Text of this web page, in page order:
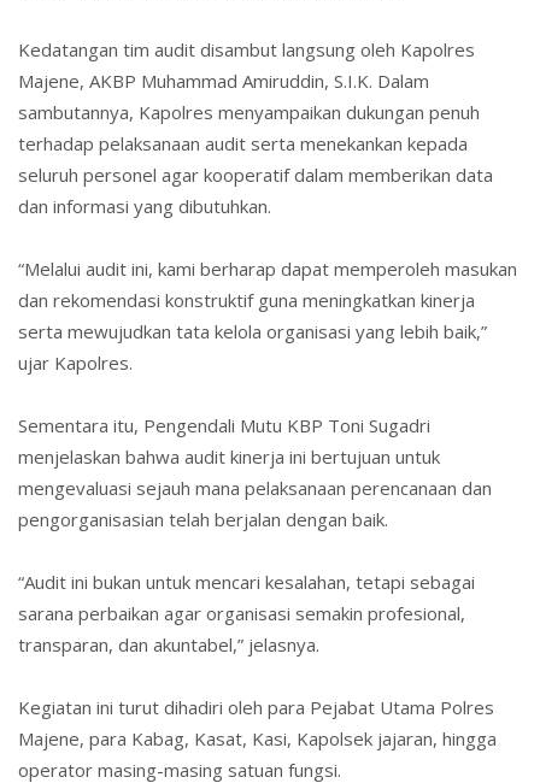
Kedatangan tim audit disambut langsung oleh Kapolres
Majene, AKBP Muhammad Amiruddin, S.I.K. Dalam
sambutannya, Kapolres menyampaikan dukungan penuh
terhadap pelaksanaan audit serta menekankan kepada
seluruh personel agar kooperatif dalam memberikan data
dan informasi yang dibutuhkan.
“Melalui audit ini, kami berharap dapat memperoleh masukan
dan rekomendasi konstruktif guna meningkatkan kinerja
serta mewujudkan tata kelola organisasi yang lebih baik,”
ujar Kapolres.
Sementara itu, Pengendali Mutu KBP Toni Sugadri
menjelaskan bahwa audit kinerja ini bertujuan untuk
mengevaluasi sejauh mana pelaksanaan perencanaan dan
pengorganisasian telah berjalan dengan baik.
“Audit ini bukan untuk mencari kesalahan, tetapi sebagai
sarana perbaikan agar organisasi semakin profesional,
transparan, dan akuntabel,” jelasnya.
Kegiatan ini turut dihadiri oleh para Pejabat Utama Polres
Majene, para Kabag, Kasat, Kasi, Kapolsek jajaran, hingga
operator masing-masing satuan fungsi.